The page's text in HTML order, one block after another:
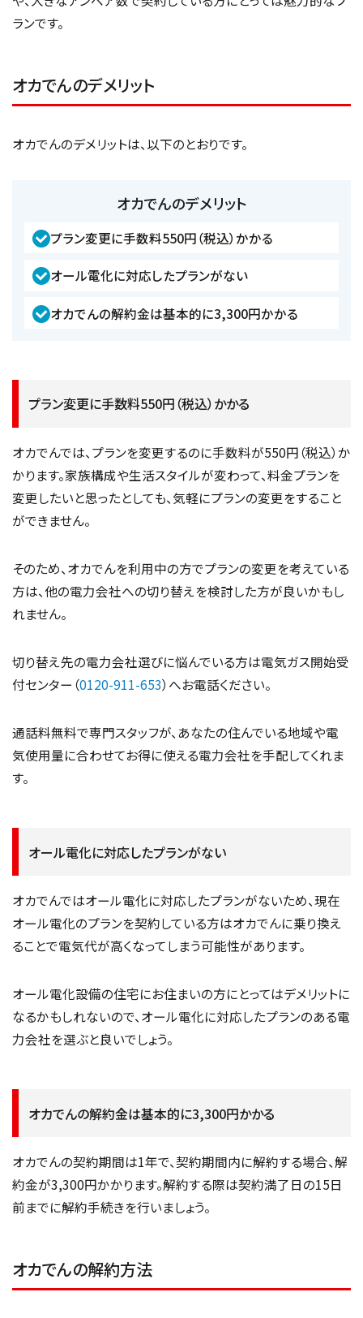
ランです。
オカでんのデメリット
オカでんのデメリットは、以下のとおりです。
オカでんのデメリット
プラン変更に手数料550円（税込）かかる
オール電化に対応したプランがない
オカでんの解約金は基本的に3,300円かかる
プラン変更に手数料550円（税込）かかる
オカでんでは、プランを変更するのに手数料が550円（税込）か
かります。家族構成や生活スタイルが変わって、料金プランを
変更したいと思ったとしても、気軽にプランの変更をすること
ができません。
そのため、オカでんを利用中の方でプランの変更を考えている
方は、他の電力会社への切り替えを検討した方が良いかもし
れません。
切り替え先の電力会社選びに悩んでいる方は電気ガス開始受
付センター（0120-911-653）へお電話ください。
通話料無料で専門スタッフが、あなたの住んでいる地域や電
気使用量に合わせてお得に使える電力会社を手配してくれま
す。
オール電化に対応したプランがない
オカでんではオール電化に対応したプランがないため、現在
オール電化のプランを契約している方はオカでんに乗り換え
ることで電気代が高くなってしまう可能性があります。
オール電化設備の住宅にお住まいの方にとってはデメリットに
なるかもしれないので、オール電化に対応したプランのある電
力会社を選ぶと良いでしょう。
オカでんの解約金は基本的に3,300円かかる
オカでんの契約期間は1年で、契約期間内に解約する場合、解
約金が3,300円かかります。解約する際は契約満了日の15日
前までに解約手続きを行いましょう。
オカでんの解約方法